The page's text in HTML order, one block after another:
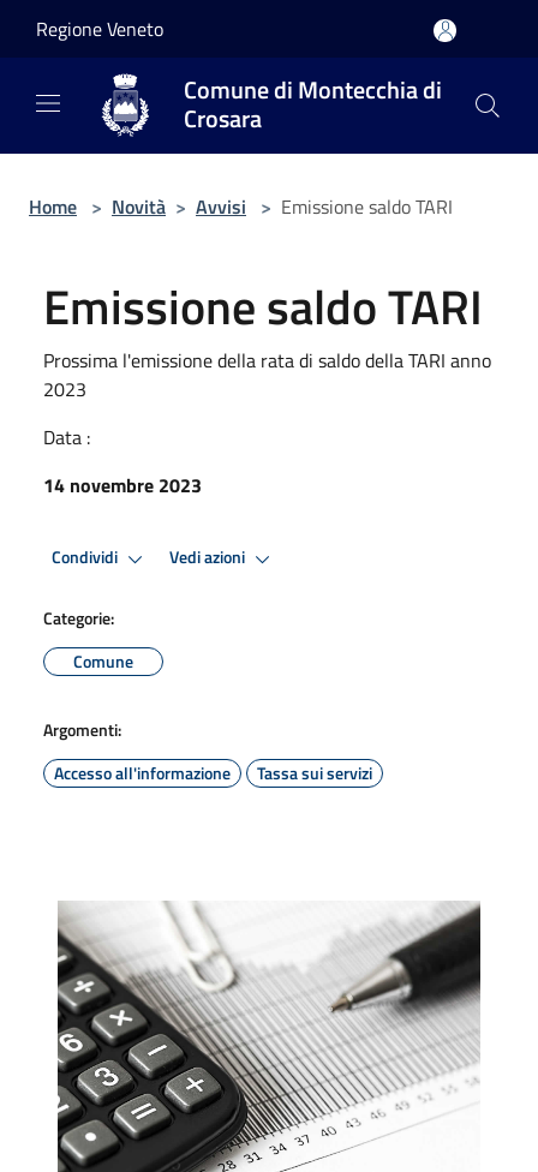
Regione Veneto
Comune di Montecchia di
Crosara
Home > Novità > Avvisi > Emissione saldo TARI
Emissione saldo TARI
Prossima l'emissione della rata di saldo della TARI anno
2023
Data :
14 novembre 2023
Condividi Vedi azioni
Categorie:
Comune
Argomenti:
Accesso all'informazione
Tassa sui servizi